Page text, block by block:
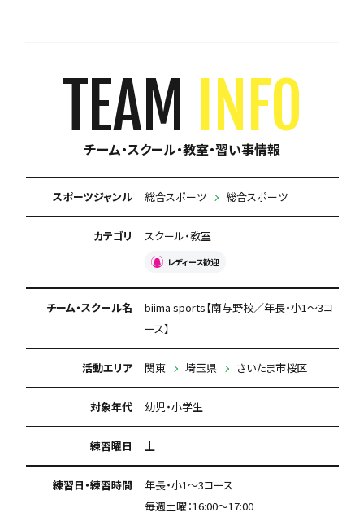
初回購入品あり 保護者の当番なし
TEAM INFO
チーム・スクール・教室・習い事情報
スポーツジャンル 総合スポーツ 総合スポーツ
カテゴリ スクール・教室
レディース歓迎
チーム・スクール名
biima sports【南与野校／年長・小1〜3コ
ース】
活動エリア 関東 埼玉県 さいたま市桜区
対象年代 幼児・小学生
練習曜日 土
練習日・練習時間
年長・小1〜3コース
毎週土曜：16:00〜17:00